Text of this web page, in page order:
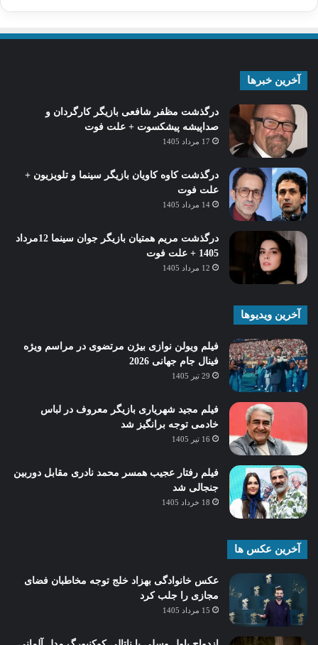
آخرین خبرها
درگذشت مظفر شافعی بازیگر کارگردان و
صداپیشه پیشکسوت + علت فوت
17 مرداد 1405
درگذشت کاوه کاویان بازیگر سینما و تلویزیون +
علت فوت
14 مرداد 1405
درگذشت مریم همتیان بازیگر جوان سینما 12مرداد
1405 + علت فوت
12 مرداد 1405
آخرین ویدیوها
فیلم ویولن نوازی بیژن مرتضوی در مراسم ویژه
فینال جام جهانی 2026
29 تیر 1405
فیلم مجید شهریاری بازیگر معروف در لباس
خادمی توجه برانگیز شد
16 تیر 1405
فیلم رفتار عجیب همسر محمد نادری مقابل دوربین
جنجالی شد
18 خرداد 1405
آخرین عکس ها
عکس خانوادگی بهزاد خلج توجه مخاطبان فضای
مجازی را جلب کرد
15 مرداد 1405